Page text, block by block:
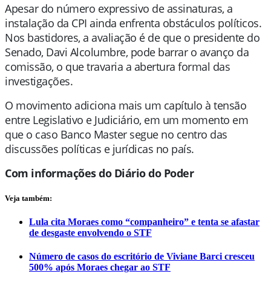
Apesar do número expressivo de assinaturas, a
instalação da CPI ainda enfrenta obstáculos políticos.
Nos bastidores, a avaliação é de que o presidente do
Senado, Davi Alcolumbre, pode barrar o avanço da
comissão, o que travaria a abertura formal das
investigações.
O movimento adiciona mais um capítulo à tensão
entre Legislativo e Judiciário, em um momento em
que o caso Banco Master segue no centro das
discussões políticas e jurídicas no país.
Com informações do Diário do Poder
Veja também:
Lula cita Moraes como “companheiro” e tenta se afastar
de desgaste envolvendo o STF
Número de casos do escritório de Viviane Barci cresceu
500% após Moraes chegar ao STF